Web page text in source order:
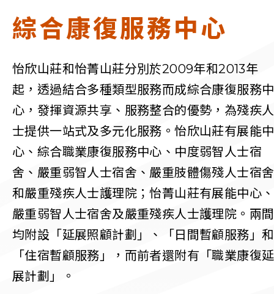
綜合康復服務中心
怡欣山莊和怡菁山莊分別於2009年和2013年
起，透過結合多種類型服務而成綜合康復服務中
心，發揮資源共享、服務整合的優勢，為殘疾人
士提供一站式及多元化服務。怡欣山莊有展能中
心、綜合職業康復服務中心、中度弱智人士宿
舍、嚴重弱智人士宿舍、嚴重肢體傷殘人士宿舍
和嚴重殘疾人士護理院；怡菁山莊有展能中心、
嚴重弱智人士宿舍及嚴重殘疾人士護理院。兩間
均附設「延展照顧計劃」、「日間暫顧服務」和
「住宿暫顧服務」，而前者還附有「職業康復延
展計劃」。​
聯絡我們
同為世界添笑臉
曲/編曲：郭蓋愆 監製：譚子舜